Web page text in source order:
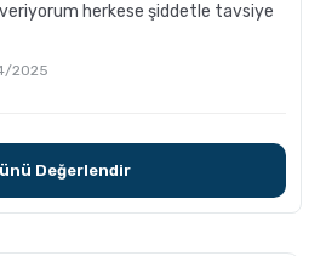
Milano Çelik Moka Pot
veriyorum herkese şiddetle tavsiye
2025
Değerlendir